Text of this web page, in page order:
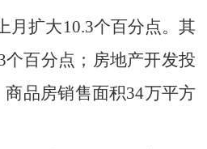
月扩大10.3个百分点。其
个百分点；房地产开发投
商品房销售面积34万平方